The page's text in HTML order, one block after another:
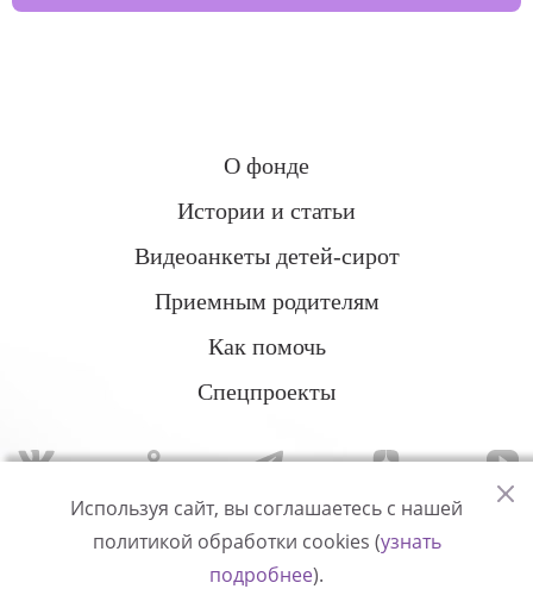
О фонде
Истории и статьи
Видеоанкеты детей-сирот
Приемным родителям
Как помочь
Спецпроекты
Политика конфиденциальности
Используя сайт, вы соглашаетесь с нашей
политикой обработки cookies (узнать
подробнее).